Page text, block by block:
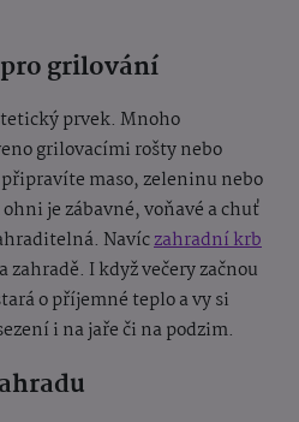
grilování
prvek. Mnoho
grilovacími rošty nebo
maso, zeleninu nebo
je zábavné, voňavé a chuť
Navíczahradní krb
zahradě. I když večery začnou
o příjemné teplo a vy si
i na jaře či na podzim.